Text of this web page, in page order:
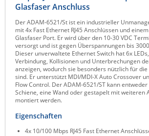
Siretta
SIRIO Antenne
Sunbird
Tactical Software
TEKTELIC
Teltonika
Unwired Networks
Glasfaser Anschluss
Der ADAM-6521/St ist ein industrieller
mit 4x Fast Ethernet RJ45 Anschlüssen und
Glasfaser Port. Er wird über den 10-30 VDC
versorgt und ist gegen Überspannungen bis
Dieser unverwaltete Ethernet Switch hat 6x
Verbindung, Kollisionen und Unterbrechungen
anzeigen, wodurch sie besonders nützlich für
sind. Er unterstützt MDI/MDI-X Auto Crossover
Flow Control. Der ADAM-6521/ST kann
Schiene, eine Wand oder gestapelt mit weiteren
montiert werden.
Eigenschaften
4x 10/100 Mbps RJ45 Fast Ethernet